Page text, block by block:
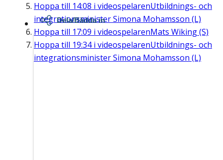
Hoppa till 14:08 i videospelarenUtbildnings- och
integrationsminister Simona Mohamsson (L)
Hoppa till 17:09 i videospelarenMats Wiking (S)
Hoppa till 19:34i videospelarenUtbildnings- och
integrationsminister Simona Mohamsson (L)
Dela/Bädda in